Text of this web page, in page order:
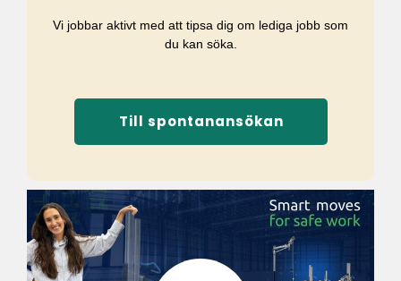
Vi jobbar aktivt med att tipsa dig om lediga jobb som
du kan söka.
Till spontanansökan